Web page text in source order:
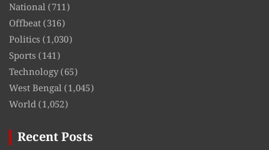
National(711)
Offbeat(316)
Politics (1,030)
Sports (141)
Technology(65)
West Bengal(1,045)
World(1,052)
Recent Posts